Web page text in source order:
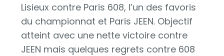
Lisieux contre Paris 608, l’un des favoris
du championnat et Paris JEEN. Objectif
atteint avec une nette victoire contre
JEEN mais quelques regrets contre 608